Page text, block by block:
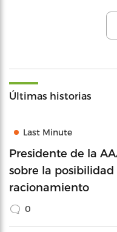
Últimas historias
Last Minute
Presidente de la
sobre la
racionamiento
0